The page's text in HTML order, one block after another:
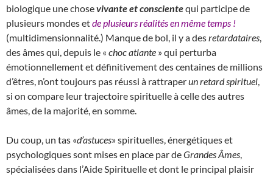
biologique une chosevivante et conscientequi participe de
plusieurs mondes etde plusieurs réalités en même temps !
(multidimensionnalité.) Manque de bol, il y a desretardataires
des âmes qui, depuis le « choc atlante » qui perturba
émotionnellement et définitivement des centaines de millions
d’êtres, n’ont toujours pas réussi à rattraperun retard spirituel
si on compare leur trajectoire spirituelle à celle des autres
âmes, de la majorité, en somme.
Du coup, un tas «d’astuces» spirituelles, énergétiques et
psychologiques sont mises en place par deGrandes Âmes
spécialisées dans l’Aide Spirituelle et dont le principal plaisir